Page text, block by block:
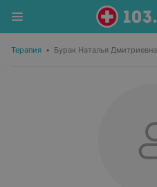
Терапия • Бурак Наталья Дмитриевна